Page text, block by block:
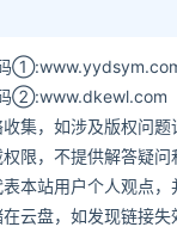
码
②:www.dkewl.com
集，如涉及版权问题
限，不提供解答疑问
本站用户个人观点，
云盘，如发现链接失